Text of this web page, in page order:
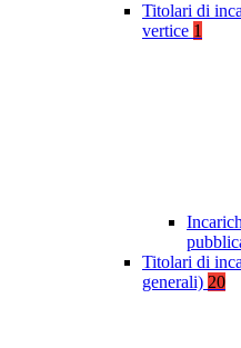
Titolari di
vertice 1
Titolari di
generali) 20